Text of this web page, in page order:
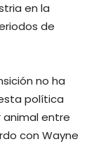
en la
de
no ha
política
entre
con Wayne